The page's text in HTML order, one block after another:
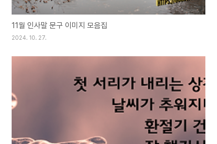
11월 인사말 문구 이미지 모음집
2024. 10. 27.